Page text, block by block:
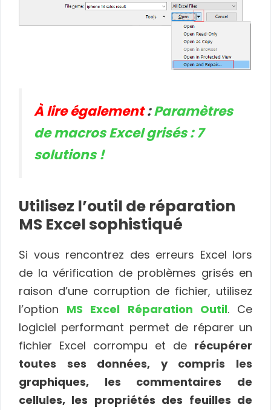
À lire également:Paramètres
de macros Excel grisés : 7
solutions !
Utilisez l’outil de réparation
MS Excel sophistiqué
Si vous rencontrez des erreurs Excel lors
de la vérification de problèmes grisés en
raison d’une corruption de fichier, utilisez
l’option MS Excel Réparation Outil. Ce
logiciel performant permet de réparer un
fichier Excel corrompu et de récupérer
toutes ses données, y compris les
graphiques, les commentaires de
cellules, les propriétés des feuilles de